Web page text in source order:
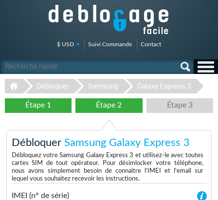
$ USD Suivi Commande Contact
Débloquer Samsung Galaxy Express 3
Étape 1 Étape 2 Étape 3
Débloquer Samsung Galaxy Express 3
Débloquez votre Samsung Galaxy Express 3 et utilisez-le avec toutes
cartes SIM de tout opérateur. Pour désimlocker votre téléphone,
nous avons simplement besoin de connaitre l'IMEI et l'email sur
lequel vous souhaitez recevoir les instructions.
IMEI (n° de série)